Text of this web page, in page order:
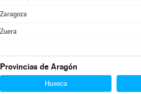
Zaragoza
Zuera
Provincias de Aragón
Huesca